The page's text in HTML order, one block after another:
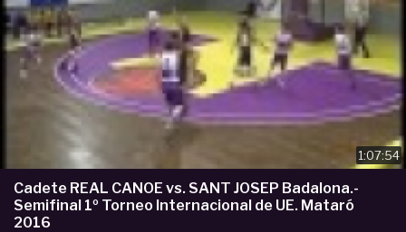
1:07:54
Cadete REAL CANOE vs. SANT JOSEP Badalona.-
Semifinal 1º Torneo Internacional de UE. Mataró
2016